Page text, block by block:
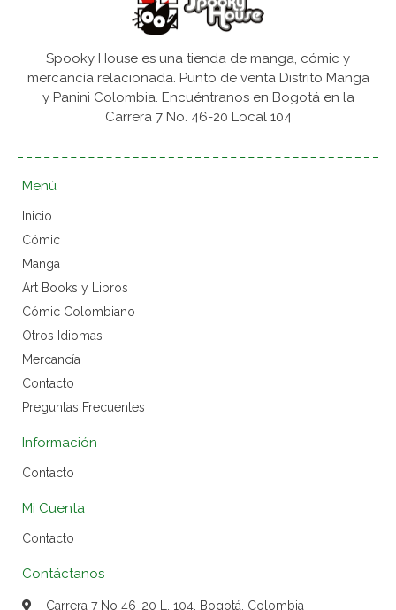
Spooky House es una tienda de manga, cómic y
mercancía relacionada. Punto de venta Distrito Manga
y Panini Colombia. Encuéntranos en Bogotá en la
Carrera 7 No. 46-20 Local 104
Menú
Inicio
Cómic
Manga
Art Books y Libros
Cómic Colombiano
Otros Idiomas
Mercancía
Contacto
Preguntas Frecuentes
Información
Contacto
Mi Cuenta
Contacto
Contáctanos
Carrera 7 No 46-20 L. 104, Bogotá, Colombia